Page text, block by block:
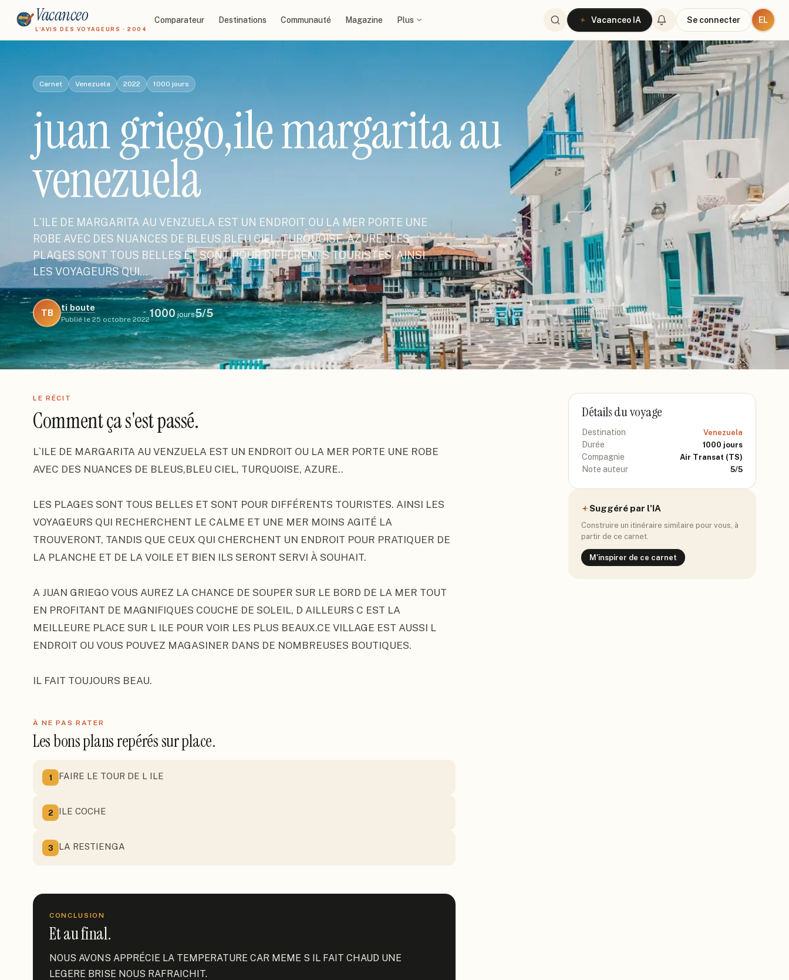
Vacanceo
L'AVIS DES VOYAGEURS · 2004
Comparateur Destinations Communauté Magazine Plus Vacanceo IA Se connecter EL
Carnet Venezuela 2022 1000 jours
juan griego,ile margarita au
venezuela
L`ILE DE MARGARITA AU VENZUELA EST UN ENDROIT OU LA MER PORTE UNE
ROBE AVEC DES NUANCES DE BLEUS,BLEU CIEL, TURQUOISE, AZURE.. LES
PLAGES SONT TOUS BELLES ET SONT POUR DIFFÉRENTS TOURISTES. AINSI
LES VOYAGEURS QUI…
TB
ti boute
Publié le 25 octobre 2022
1000 jours5/5
LE RÉCIT
Comment ça s'est passé.
L`ILE DE MARGARITA AU VENZUELA EST UN ENDROIT OU LA MER PORTE UNE ROBE
AVEC DES NUANCES DE BLEUS,BLEU CIEL, TURQUOISE, AZURE..
LES PLAGES SONT TOUS BELLES ET SONT POUR DIFFÉRENTS TOURISTES. AINSI LES
VOYAGEURS QUI RECHERCHENT LE CALME ET UNE MER MOINS AGITÉ LA
TROUVERONT, TANDIS QUE CEUX QUI CHERCHENT UN ENDROIT POUR PRATIQUER DE
LA PLANCHE ET DE LA VOILE ET BIEN ILS SERONT SERVI À SOUHAIT.
A JUAN GRIEGO VOUS AUREZ LA CHANCE DE SOUPER SUR LE BORD DE LA MER TOUT
EN PROFITANT DE MAGNIFIQUES COUCHE DE SOLEIL, D AILLEURS C EST LA
MEILLEURE PLACE SUR L ILE POUR VOIR LES PLUS BEAUX.CE VILLAGE EST AUSSI L
ENDROIT OU VOUS POUVEZ MAGASINER DANS DE NOMBREUSES BOUTIQUES.
IL FAIT TOUJOURS BEAU.
À NE PAS RATER
Les bons plans repérés sur place.
1 FAIRE LE TOUR DE L ILE
2 ILE COCHE
3 LA RESTIENGA
CONCLUSION
Et au final.
NOUS AVONS APPRÉCIE LA TEMPERATURE CAR MEME S IL FAIT CHAUD UNE
LEGERE BRISE NOUS RAFRAICHIT.
Détails du voyage
Destination Venezuela
Durée 1000 jours
Compagnie Air Transat (TS)
Note auteur 5/5
Suggéré par l'IA
Construire un itinéraire similaire pour vous, à
partir de ce carnet.
M'inspirer de ce carnet